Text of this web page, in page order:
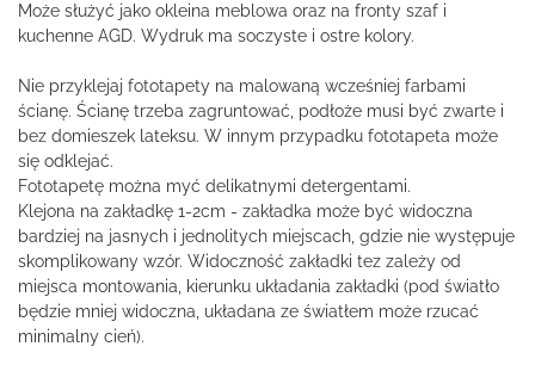
Może służyć jako okleina meblowa oraz na fronty szaf i
kuchenne AGD. Wydruk ma soczyste i ostre kolory.
Nie przyklejaj fototapety na malowaną wcześniej farbami
ścianę. Ścianę trzeba zagruntować, podłoże musi być zwarte i
bez domieszek lateksu. W innym przypadku fototapeta może
się odklejać.
Fototapetę można myć delikatnymi detergentami.
Klejona na zakładkę 1-2cm - zakładka może być widoczna
bardziej na jasnych i jednolitych miejscach, gdzie nie występuje
skomplikowany wzór. Widoczność zakładki tez zależy od
miejsca montowania, kierunku układania zakładki (pod światło
będzie mniej widoczna, układana ze światłem może rzucać
minimalny cień).